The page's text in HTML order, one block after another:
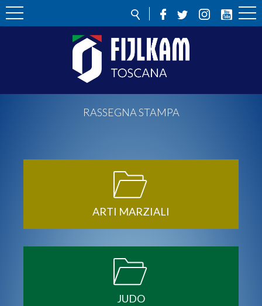
RASSEGNA STAMPA
ARTI MARZIALI
JUDO